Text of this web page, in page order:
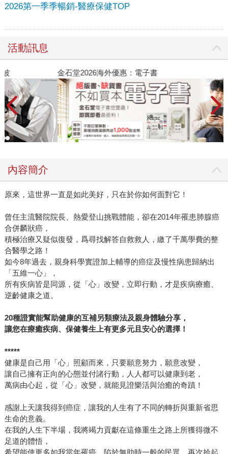
2026第一季季暢銷-醫療保健TOP
活動訊息
金石堂2026海外優惠：電子書
內容簡介
原來，這世界一直是如此美好，只在於你如何面對它！
曾任主流醫院院長、熱愛登山挑戰體能，卻在2014年罹患肺腺癌
合併麟狀癌，
積極治療又疑似復發，爲尋找解答自救救人，繳了千萬學費的整
合醫學之路！
如今8年過去，親身科學實證加上輔導的癌症及慢性病患歸納出
「五維一心」，
所有疾病皆是同源，從「心」改變，立即行動，才是疾病療癒、
逆齡健康之道。
20種證實能幫助健康的互補另類療法及親身體驗分享，
讓您在療癒疾病、保健養生上有更多元且安心的選擇！
*****
健康是自己用「心」照顧而來，只要願意努力，願意改變，
讓自己擁有正向的心態並付諸行動，人人都可以健康到老，
萬病由心起，從「心」改變，就能見證樂活與治癒的奇蹟！
感謝上天讓我得到癌症，讓我的人生有了不同的轉折與重新省思
生命的意義。
在我的人生下半場，我將竭力貢獻在這條重生之路上所獲得微不
足道的體悟，
希望能使更多如我當年罹癌、陷於無助時一般的民眾，再次拾起